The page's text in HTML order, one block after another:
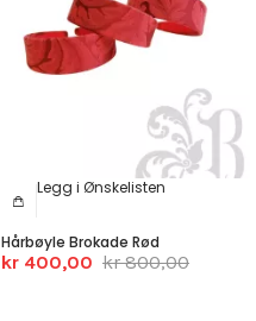
Legg i Ønskelisten
Hårbøyle Brokade Rød
kr 400,00 kr 800,00